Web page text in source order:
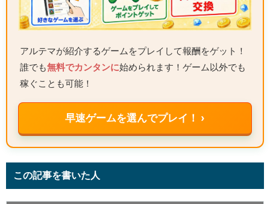
アルテマが紹介するゲームをプレイして報酬をゲット！
誰でも無料でカンタンに始められます！ゲーム以外でも
稼ぐことも可能！
早速ゲームを選んでプレイ！ ›
この記事を書いた人